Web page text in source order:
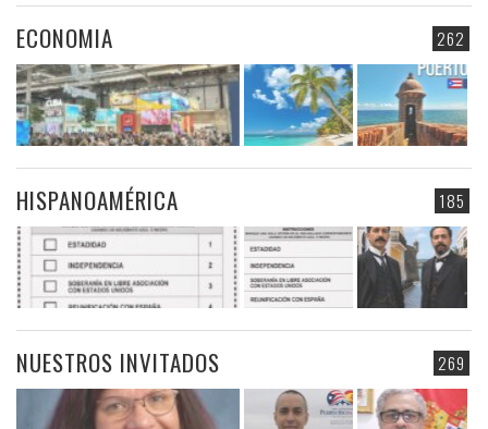
262
ECONOMIA
185
HISPANOAMÉRICA
269
NUESTROS INVITADOS